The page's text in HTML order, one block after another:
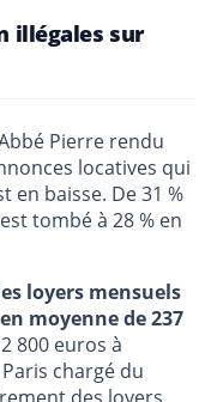
illégales sur
Pierre rendu
locatives qui
en baisse. De 31 %
tombé à 28 % en
loyers mensuels
moyenne de 237
800 euros à
chargé du